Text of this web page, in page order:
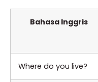
Bahasa Inggris
Where do you live?